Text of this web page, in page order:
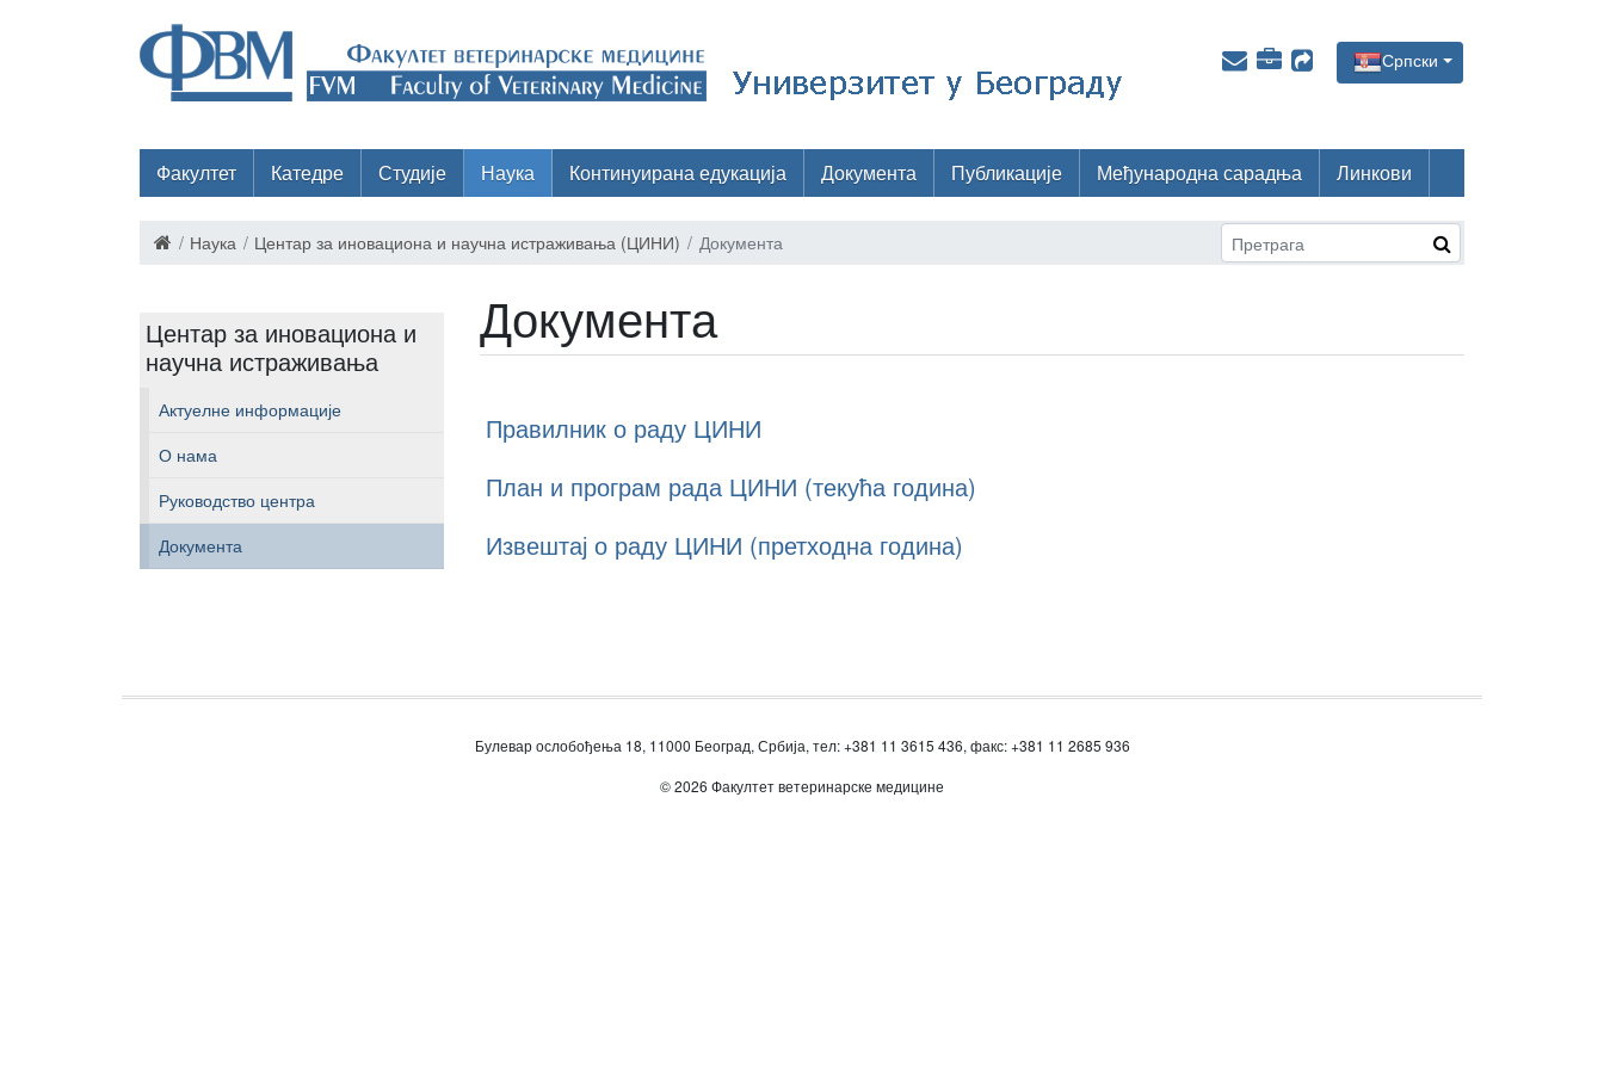
Српски
Факултет Катедре Студије Наука Континуирана едукација Документа Публикације Међународна сарадња Линкови
Наука Центар за иновациона и научна истраживања (ЦИНИ) Документа
Центар за иновациона и
научна истраживања
Актуелне информације
О нама
Руководство центра
Документа
Документа
Правилник о раду ЦИНИ
План и програм рада ЦИНИ (текућа година)
Извештај о раду ЦИНИ (претходна година)
Булевар ослобођења 18, 11000 Београд, Србија, тел: +381 11 3615 436, факс: +381 11 2685 936
© 2026 Факултет ветеринарске медицине